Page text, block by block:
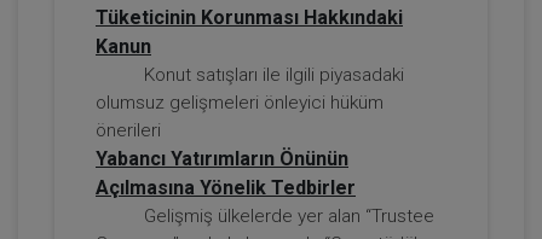
Kongresi - IV. Oturum
360 TL
Tüketici Hukuku Enstitüsü
Tüketicinin Korunması Hakkındaki
Kanun
Konut satışları ile ilgili piyasadaki
olumsuz gelişmeleri önleyici hüküm
önerileri
Yabancı Yatırımların Önünün
Açılmasına Yönelik Tedbirler
Gelişmiş ülkelerde yer alan “Trustee